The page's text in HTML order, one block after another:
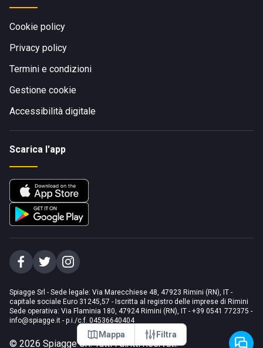
Mappa Filtra
Cookie policy
Privacy policy
Termini e condizioni
Gestione cookie
Accessibilità digitale
Scarica l'app
Spiagge Srl - Sede legale: Via Marecchiese 48, 47923 Rimini (RN), IT -
capitale sociale Euro 31245,57 - Iscritta al registro delle imprese di Rimini
Sede operativa: Via Flaminia 180, 47924 Rimini (RN), IT - +39 0541 772375 -
info@spiagge.it - p.i./c.f. 04536640404
© 2026 Spiagge Srl. Tutti i diritti riservati.